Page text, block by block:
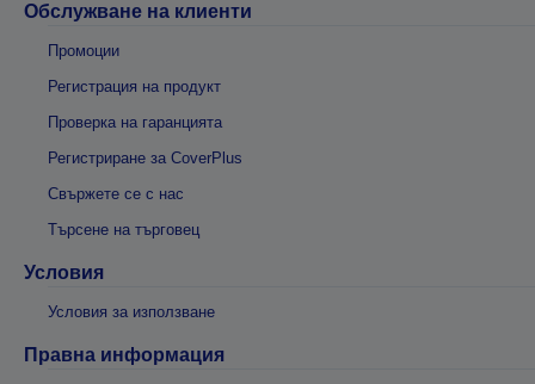
Обслужване на клиенти
Промоции
Регистрация на продукт
Проверка на гаранцията
Регистриране за CoverPlus
Свържете се с нас
Търсене на търговец
Условия
Условия за използване
Правна информация